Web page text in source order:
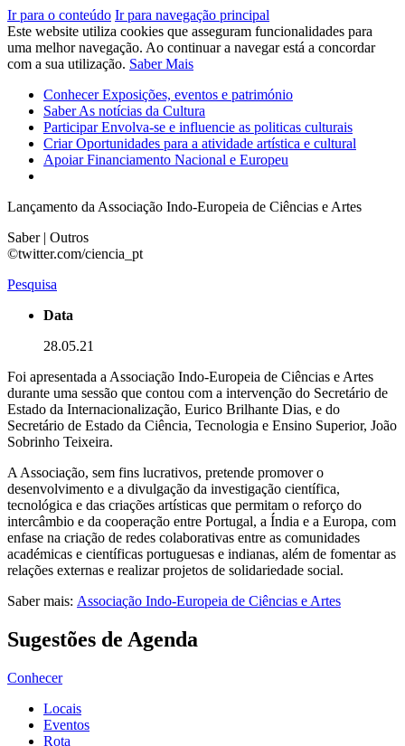
Ir para o conteúdo Ir para navegação principal
Este website utiliza cookies que asseguram funcionalidades para
uma melhor navegação. Ao continuar a navegar está a concordar
com a sua utilização. Saber Mais
ConhecerExposições, eventos e património
SaberAs notícias da Cultura
ParticiparEnvolva-se e influencie as politicas culturais
CriarOportunidades para a atividade artística e cultural
ApoiarFinanciamento Nacional e Europeu
Lançamento da Associação Indo-Europeia de Ciências e Artes
Saber | Outros
©twitter.com/ciencia_pt
Pesquisa
Data
28.05.21
Foi apresentada a Associação Indo-Europeia de Ciências e Artes
durante uma sessão que contou com a intervenção do Secretário de
Estado da Internacionalização, Eurico Brilhante Dias, e do
Secretário de Estado da Ciência, Tecnologia e Ensino Superior, João
Sobrinho Teixeira.
A Associação, sem fins lucrativos, pretende promover o
desenvolvimento e a divulgação da investigação científica,
tecnológica e das criações artísticas que permitam o reforço do
intercâmbio e da cooperação entre Portugal, a Índia e a Europa, com
enfase na criação de redes colaborativas entre as comunidades
académicas e científicas portuguesas e indianas, além de fomentar as
relações externas e realizar projetos de solidariedade social.
Saber mais: Associação Indo-Europeia de Ciências e Artes
Sugestões de Agenda
Conhecer
Locais
Eventos
Rota